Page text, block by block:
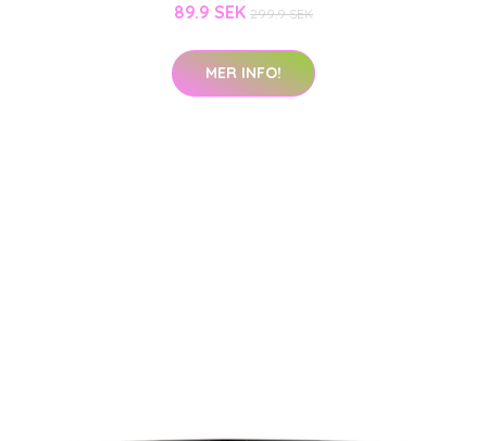
89.9 SEK 299.9 SEK
MER INFO!